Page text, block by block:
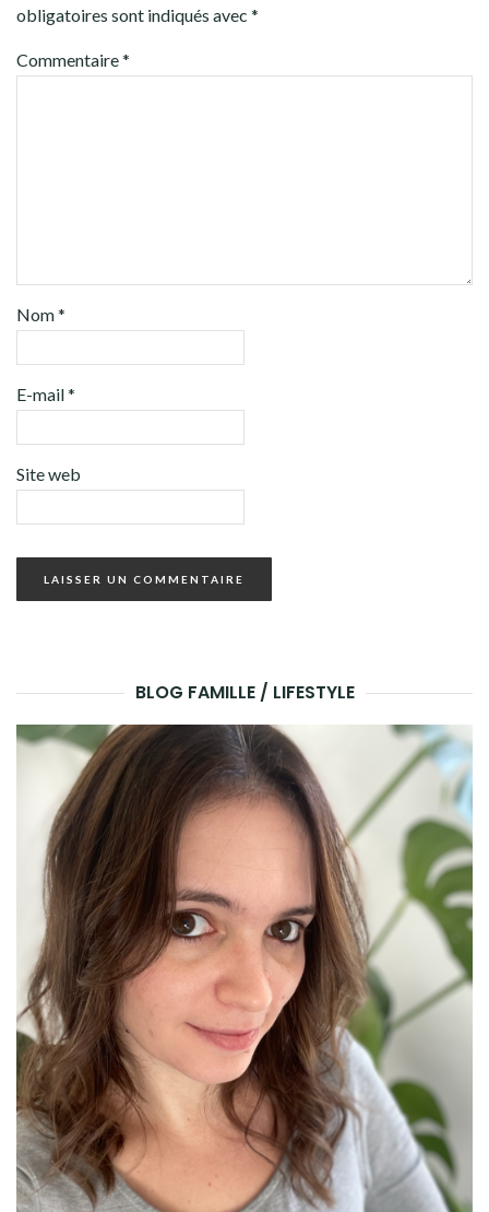
obligatoires sont indiqués avec *
Commentaire*
Nom*
E-mail*
Site web
BLOG FAMILLE / LIFESTYLE